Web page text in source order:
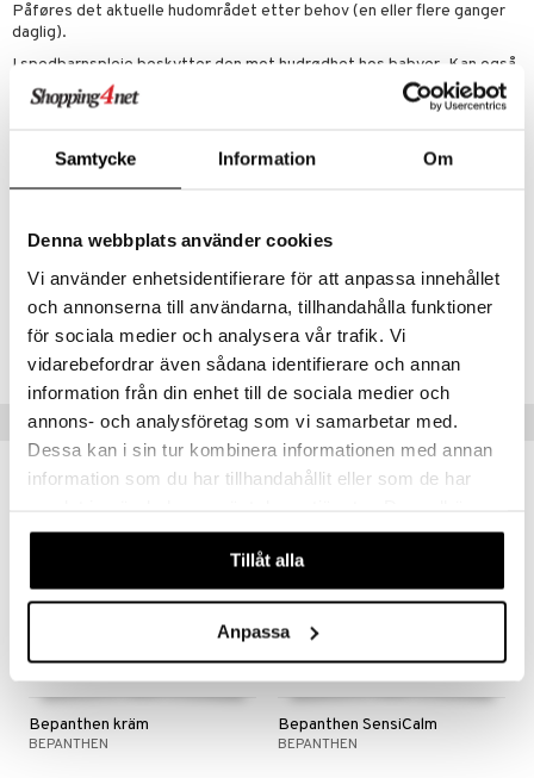
Samtycke Information Om
Denna webbplats använder cookies
Vi använder enhetsidentifierare för att anpassa innehållet
och annonserna till användarna, tillhandahålla funktioner
för sociala medier och analysera vår trafik. Vi
vidarebefordrar även sådana identifierare och annan
information från din enhet till de sociala medier och
annons- och analysföretag som vi samarbetar med.
Dessa kan i sin tur kombinera informationen med annan
information som du har tillhandahållit eller som de har
våra cookies vid fortsatt användande av vår webbplats.
Tillåt alla
Anpassa
Påføres det aktuelle hudområdet etter behov (en eller flere ganger
daglig).
I spedbarnspleie beskytter den mot hudrødhet hos babyer. Kan også
brukes på brystvorter etter amming.
Ingredienser
Amygdalus Dulcis Oil, Cera Alba, Cetyl Alcohol, Stearyl Alcohol,
Ozokerite, Glyceryl Oleate, Lanolin Alcohol
Artikkelnr.
ABS3L-2Y-30
Tips til deg
Bepanthen kräm
BEPANTHEN
Bepanthen SensiCalm
BEPANTHEN